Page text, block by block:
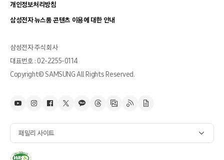
개인정보처리방침
삼성전자 뉴스룸 콘텐츠 이용에 대한 안내
삼성전자 주식회사
대표번호 : 02-2255-0114
Copyright© SAMSUNG All Rights Reserved.
패밀리 사이트